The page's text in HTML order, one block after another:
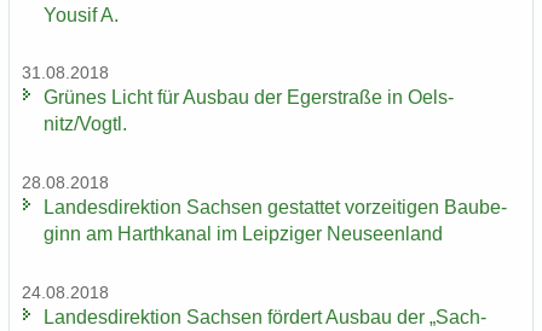
You­sif A.
31.08.2018
Grü­nes Licht für Aus­bau der Eger­stra­ße in Oels­
nitz/Vogtl.
28.08.2018
Lan­des­di­rek­ti­on Sach­sen ge­stat­tet vor­zei­ti­gen Bau­be­
ginn am Harth­ka­nal im Leip­zi­ger Neu­seen­land
24.08.2018
Lan­des­di­rek­ti­on Sach­sen för­dert Aus­bau der „Sach­